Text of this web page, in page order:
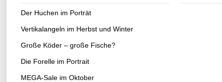
Der Huchen im Porträt
Vertikalangeln im Herbst und Winter
Große Köder – große Fische?
Die Forelle im Portrait
MEGA-Sale im Oktober